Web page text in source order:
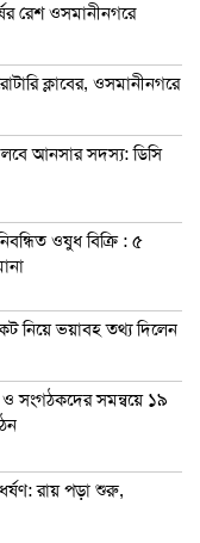
রেশ ওসমানীনগরে
ক্লাবের, ওসমানীনগরে
আনসার সদস্য: ডিসি
ওষুধ বিক্রি : ৫
নিয়ে ভয়াবহ তথ্য দিলেন
ও সংগঠকদের সমন্বয়ে ১৯
রায় পড়া শুরু,